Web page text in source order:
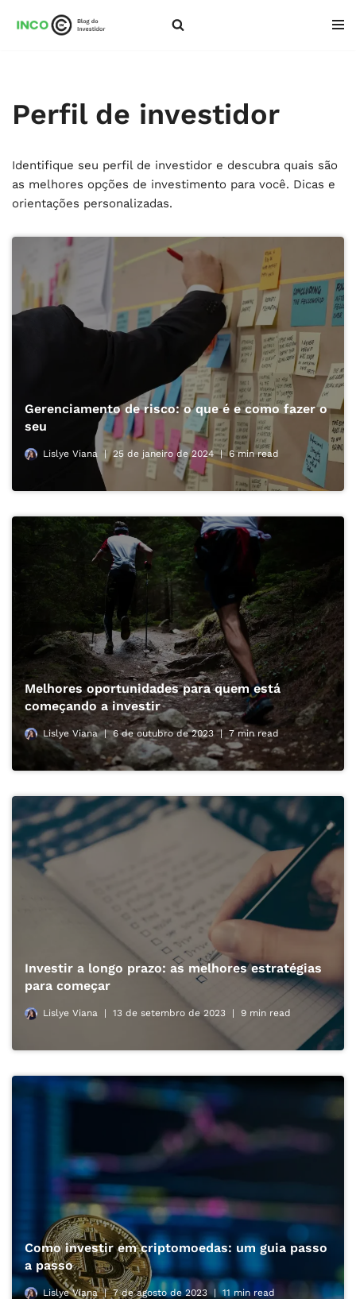
conteúdo
Perfil de investidor
Identifique seu perfil de investidor e descubra quais são
as melhores opções de investimento para você. Dicas e
orientações personalizadas.
Gerenciamento de risco: o que é e como fazer o
seu
Lislye Viana 25 de janeiro de 2024 6 min read
Melhores oportunidades para quem está
começando a investir
Lislye Viana 6 de outubro de 2023 7 min read
Investir a longo prazo: as melhores estratégias
para começar
Lislye Viana 13 de setembro de 2023 9 min read
Como investir em criptomoedas: um guia passo
a passo
Lislye Viana 7 de agosto de 2023 11 min read